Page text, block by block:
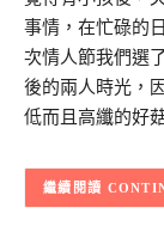
事情，在忙碌的
次情人節我們選
後的兩人時光，
低而且高纖的好